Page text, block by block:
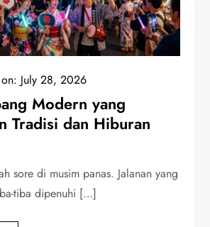
July 28, 2026
Modern yang
Tradisi dan Hiburan
sore di musim panas. Jalanan yang
tiba dipenuhi […]